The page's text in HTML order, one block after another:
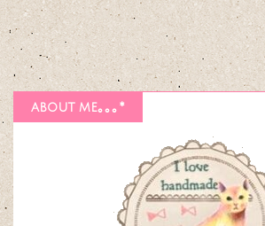
about me｡｡｡*